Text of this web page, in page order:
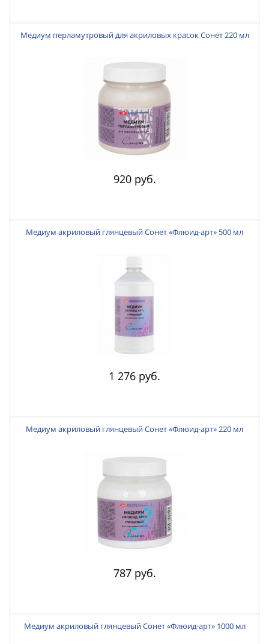
Медиум перламутровый для акриловых красок Сонет 220 мл
920 руб.
Медиум акриловый глянцевый Сонет «Флюид-арт» 500 мл
1 276 руб.
Медиум акриловый глянцевый Сонет «Флюид-арт» 220 мл
787 руб.
Медиум акриловый глянцевый Сонет «Флюид-арт» 1000 мл